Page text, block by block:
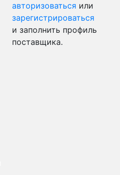
авторизоваться или
зарегистрироваться
и заполнить профиль
поставщика.